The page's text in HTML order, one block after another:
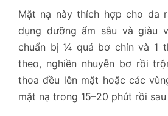
Mặt nạ này thích hợp cho da
dụng dưỡng ẩm sâu và giàu
chuẩn bị ¼ quả bơ chín và 1
theo, nghiền nhuyễn bơ rồi
thoa đều lên mặt hoặc các
mặt nạ trong 15–20 phút rồi